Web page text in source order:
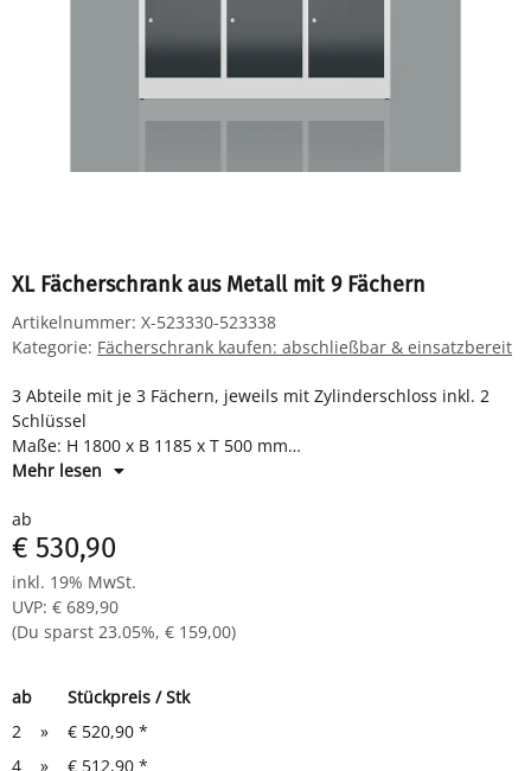
XL Fächerschrank aus Metall mit 9 Fächern
Artikelnummer: X-523330-523338
Kategorie: Fächerschrank kaufen: abschließbar & einsatzbereit
3 Abteile mit je 3 Fächern, jeweils mit Zylinderschloss inkl. 2
Schlüssel
Maße: H 1800 x B 1185 x T 500 mm
Komplett montiert und verschweißt - sofort einsatzbereit
Mehr lesen
ab
€ 530,90
inkl. 19% MwSt.
UVP: € 689,90
(Du sparst 23.05%, € 159,00)
ab
Stückpreis / Stk
2
» € 520,90 *
4
» € 512,90 *